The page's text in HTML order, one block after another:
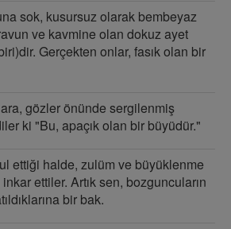
sok, kusursuz olarak bembeyaz
ve kavmine olan dokuz ayet
Gerçekten onlar, fasık olan bir
gözler önünde sergilenmiş
ki "Bu, apaçık olan bir büyüdür."
ettiği halde, zulüm ve büyüklenme
inkar ettiler. Artık sen, bozguncuların
bir bak.